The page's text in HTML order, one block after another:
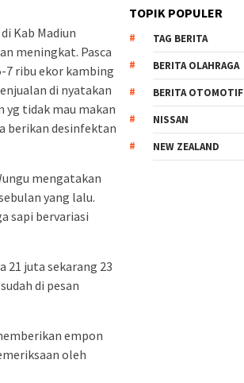
Kab Madiun
meningkat. Pasca
7 ribu ekor kambing
di nyatakan
yg tidak mau makan
berikan desinfektan
mengatakan
yang lalu.
sapi bervariasi
21 juta sekarang 23
di pesan
empon
oleh
TOPIK POPULER
TAG BERITA
BERITA OLAHRAGA
BERITA OTOMOTIF
NISSAN
NEW ZEALAND